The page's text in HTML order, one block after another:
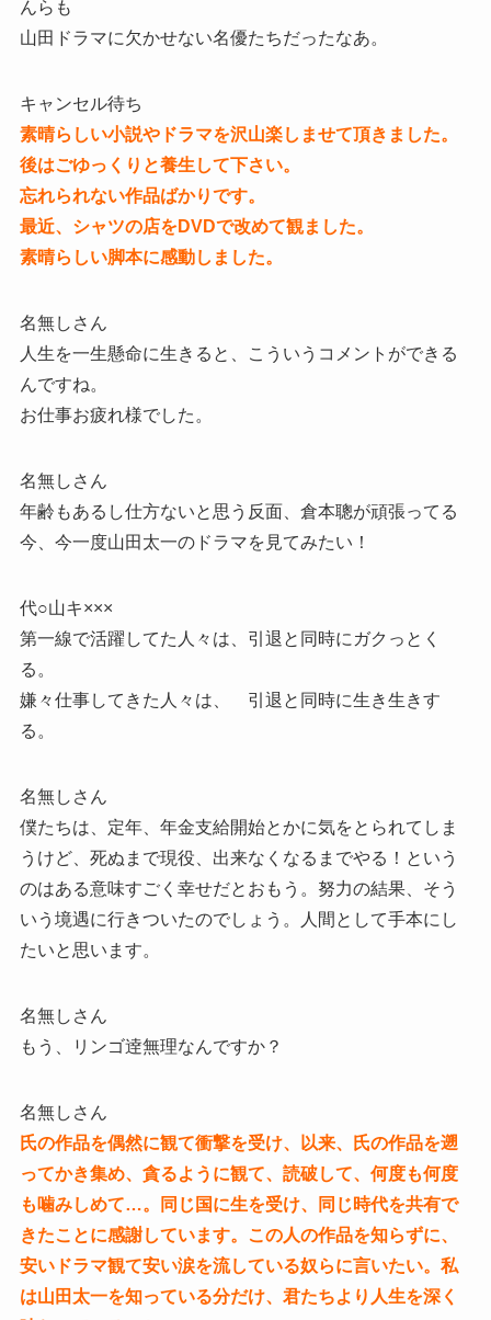
んらも
山田ドラマに欠かせない名優たちだったなあ。
キャンセル待ち
素晴らしい小説やドラマを沢山楽しませて頂きました。
後はごゆっくりと養生して下さい。
忘れられない作品ばかりです。
最近、シャツの店をDVDで改めて観ました。
素晴らしい脚本に感動しました。
名無しさん
人生を一生懸命に生きると、こういうコメントができる
んですね。
お仕事お疲れ様でした。
名無しさん
年齢もあるし仕方ないと思う反面、倉本聰が頑張ってる
今、今一度山田太一のドラマを見てみたい！
代○山キ×××
第一線で活躍してた人々は、引退と同時にガクっとく
る。
嫌々仕事してきた人々は、 引退と同時に生き生きす
る。
名無しさん
僕たちは、定年、年金支給開始とかに気をとられてしま
うけど、死ぬまで現役、出来なくなるまでやる！という
のはある意味すごく幸せだとおもう。努力の結果、そう
いう境遇に行きついたのでしょう。人間として手本にし
たいと思います。
名無しさん
もう、リンゴ逹無理なんですか？
名無しさん
氏の作品を偶然に観て衝撃を受け、以来、氏の作品を遡
ってかき集め、貪るように観て、読破して、何度も何度
も噛みしめて…。同じ国に生を受け、同じ時代を共有で
きたことに感謝しています。この人の作品を知らずに、
安いドラマ観て安い涙を流している奴らに言いたい。私
は山田太一を知っている分だけ、君たちより人生を深く